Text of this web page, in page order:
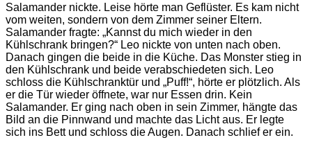
Salamander nickte. Leise hörte man Geflüster. Es kam nicht
vom weiten, sondern von dem Zimmer seiner Eltern.
Salamander fragte: „Kannst du mich wieder in den
Kühlschrank bringen?“ Leo nickte von unten nach oben.
Danach gingen die beide in die Küche. Das Monster stieg in
den Kühlschrank und beide verabschiedeten sich. Leo
schloss die Kühlschranktür und „Puff!“, hörte er plötzlich. Als
er die Tür wieder öffnete, war nur Essen drin. Kein
Salamander. Er ging nach oben in sein Zimmer, hängte das
Bild an die Pinnwand und machte das Licht aus. Er legte
sich ins Bett und schloss die Augen. Danach schlief er ein.